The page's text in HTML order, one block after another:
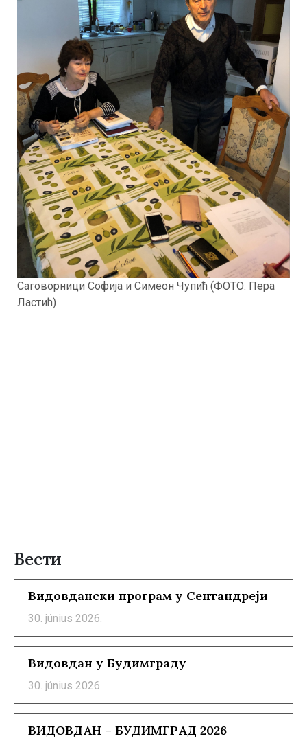
Саговорници Софија и Симеон Чупић (ФОТО: Пера
Ластић)
Вести
Видовдански програм у Сентандреји
30. június 2026.
Видовдан у Будимграду
30. június 2026.
ВИДОВДАН – БУДИМГРАД 2026